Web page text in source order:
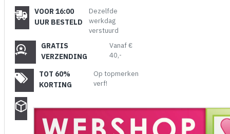
VOOR 16:00
UUR BESTELD
Dezelfde
werkdag
verstuurd
GRATIS
VERZENDING
Vanaf €
40,-
TOT 60%
KORTING
Op topmerken
verf!